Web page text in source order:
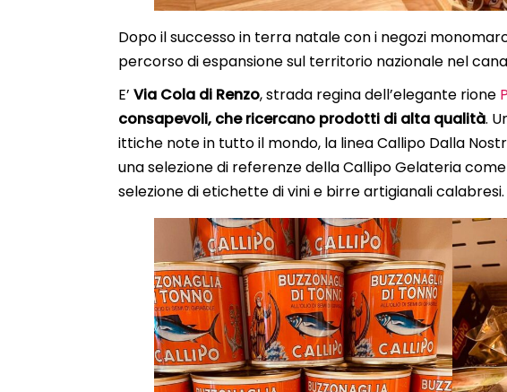
Dopo il successo in terra natale con i negozi
percorso di espansione sul territorio nazionale nel
E’ Via Cola di Renzo, strada regina dell’elegante rione
consapevoli, che ricercano prodotti di alta qualità.
ittiche note in tutto il mondo, la linea Callipo Dalla
una selezione di referenze della Callipo Gelateria
selezione di etichette di vini e birre artigianali calabresi.